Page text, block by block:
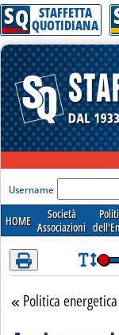
Attenzione! Esegui
SQ STAFFETTA
QUOTIDIANA
'Modulo
Username
HOME
Società
Associazioni
Torna alla sezione
Politica